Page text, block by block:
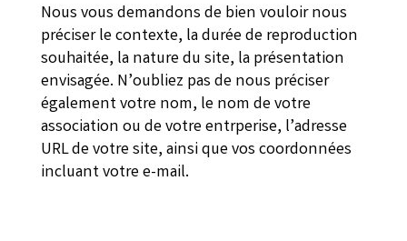
Nous vous demandons de bien vouloir nous
préciser le contexte, la durée de reproduction
souhaitée, la nature du site, la présentation
envisagée. N’oubliez pas de nous préciser
également votre nom, le nom de votre
association ou de votre entrperise, l’adresse
URL de votre site, ainsi que vos coordonnées
incluant votre e-mail.